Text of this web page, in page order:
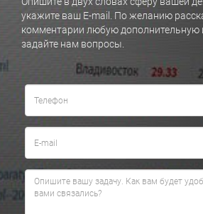
укажите ваш E-mail. По желанию
комментарии любую
задайте нам вопросы.